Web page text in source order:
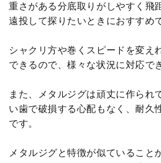
重さがある分底取りがしやすく飛
遠投して探りたいときにおすすめ
シャクリ方や巻くスピードを変え
できるので、様々な状況に対応で
また、メタルジグは頑丈に作られ
い歯で破損する心配もなく、耐久
です。
メタルジグと特徴が似ていること